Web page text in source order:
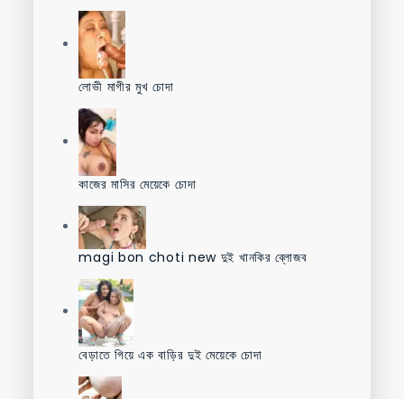
লোভী মাগীর মুখ চোদা
কাজের মাসির মেয়েকে চোদা
magi bon choti new দুই খানকির ব্লোজব
বেড়াতে গিয়ে এক বাড়ির দুই মেয়েকে চোদা